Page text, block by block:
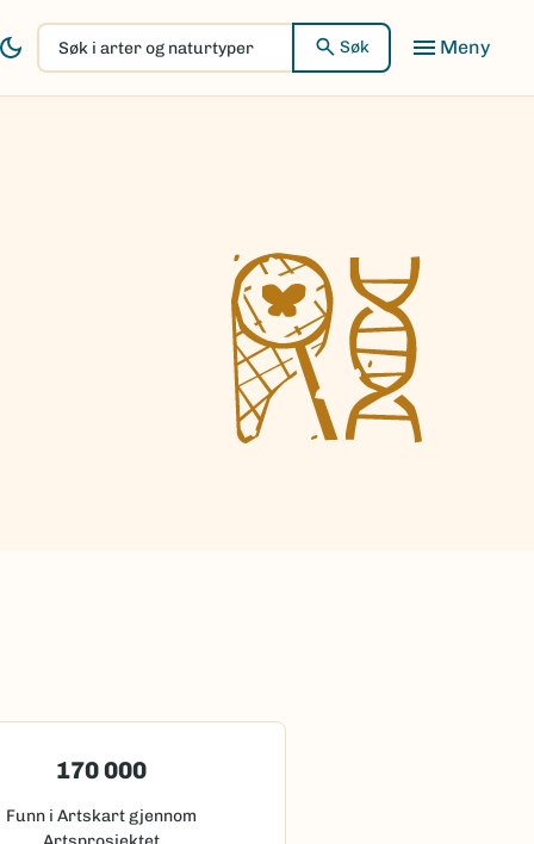
Søk
i
arter
Søk
170 000
Funn i Artskart gjennom